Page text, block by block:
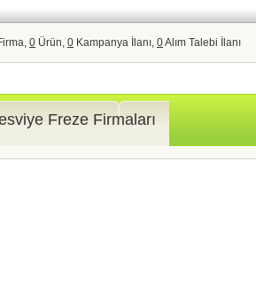
0 Ürün, 0 Kampanya İlanı, 0Alım Talebi İlanı
Freze Firmaları